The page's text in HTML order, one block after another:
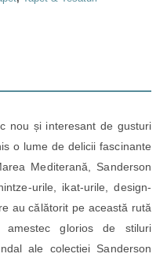
nou și interesant de gusturi
o lume de delicii fascinante
Mediterană, Sanderson
urile, ikat-urile, design-
au călătorit pe această rută
amestec glorios de stiluri
ale colectiei Sanderson